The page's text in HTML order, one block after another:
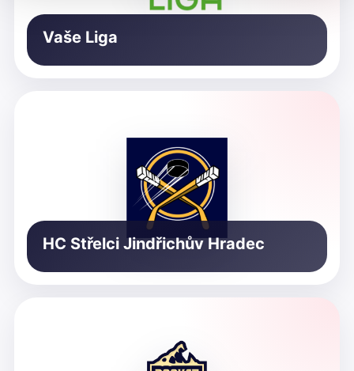
Vaše Liga
HC Střelci Jindřichův Hradec